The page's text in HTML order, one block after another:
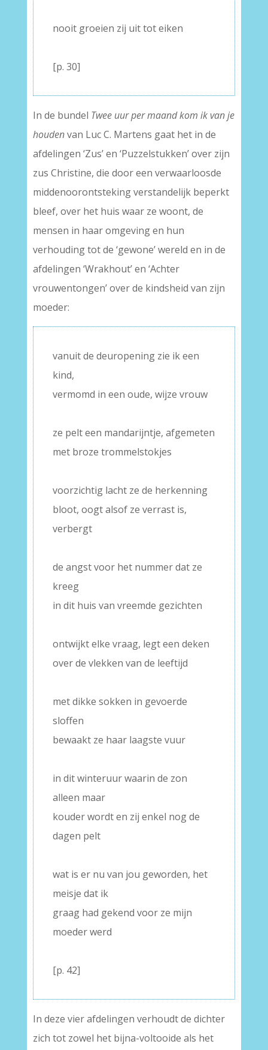
nooit groeien zij uit tot eiken
[p. 30]
In de bundel Twee uur per maand kom ik van je
houdenvan Luc C. Martens gaat het in de
afdelingen ‘Zus’ en ‘Puzzelstukken’ over zijn
zus Christine, die door een verwaarloosde
middenoorontsteking verstandelijk beperkt
bleef, over het huis waar ze woont, de
mensen in haar omgeving en hun
verhouding tot de ‘gewone’ wereld en in de
afdelingen ‘Wrakhout’ en ‘Achter
vrouwentongen’ over de kindsheid van zijn
moeder:
vanuit de deuropening zie ik een
kind,
vermomd in een oude, wijze vrouw
ze pelt een mandarijntje, afgemeten
met broze trommelstokjes
voorzichtig lacht ze de herkenning
bloot, oogt alsof ze verrast is,
verbergt
de angst voor het nummer dat ze
kreeg
in dit huis van vreemde gezichten
ontwijkt elke vraag, legt een deken
over de vlekken van de leeftijd
met dikke sokken in gevoerde
sloffen
bewaakt ze haar laagste vuur
in dit winteruur waarin de zon
alleen maar
kouder wordt en zij enkel nog de
dagen pelt
wat is er nu van jou geworden, het
meisje dat ik
graag had gekend voor ze mijn
moeder werd
[p. 42]
In deze vier afdelingen verhoudt de dichter
zich tot zowel het bijna-voltooide als het